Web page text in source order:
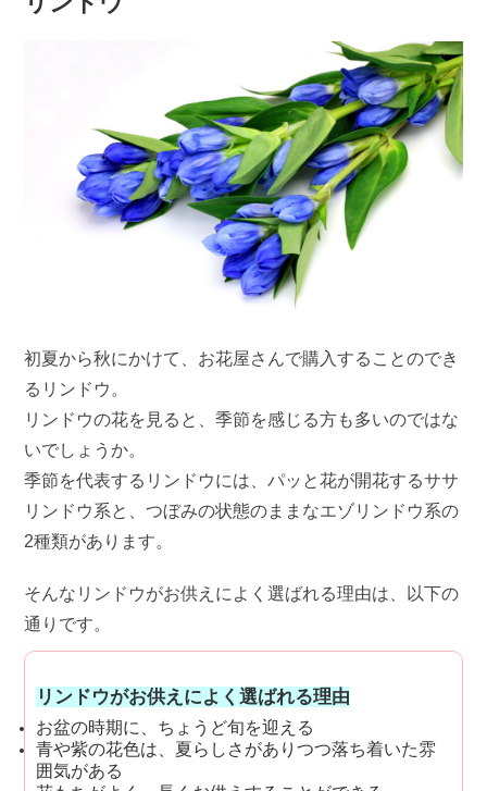
初夏から秋にかけて、お花屋さんで購入することのでき
るリンドウ。
リンドウの花を見ると、季節を感じる方も多いのではな
いでしょうか。
季節を代表するリンドウには、パッと花が開花するササ
リンドウ系と、つぼみの状態のままなエゾリンドウ系の
2種類があります。
そんなリンドウがお供えによく選ばれる理由は、以下の
通りです。
リンドウがお供えによく選ばれる理由
お盆の時期に、ちょうど旬を迎える
青や紫の花色は、夏らしさがありつつ落ち着いた雰
囲気がある